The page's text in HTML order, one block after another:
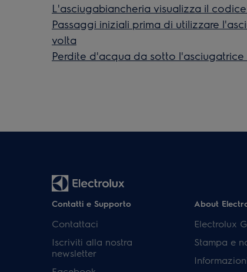
L'asciugabiancheria visualizza il
Passaggi iniziali prima di utilizzare
volta
Perdite d'acqua da sotto
Contatti e Supporto
Contattaci
Iscriviti alla nostra
newsletter
About
Electrolux
Stampa e